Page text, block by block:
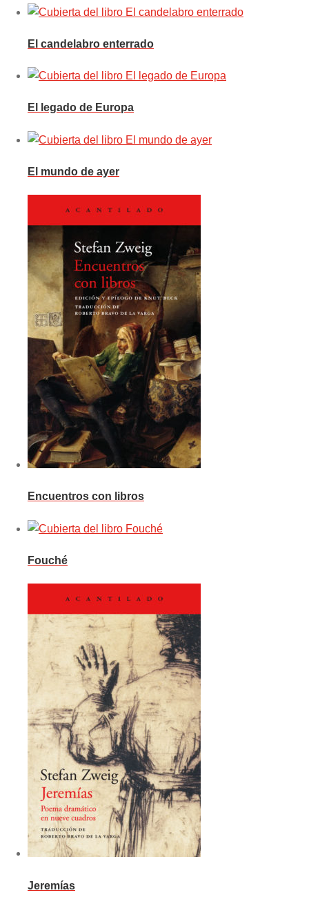
El candelabro enterrado
El legado de Europa
El mundo de ayer
Encuentros con libros
Fouché
Jeremías